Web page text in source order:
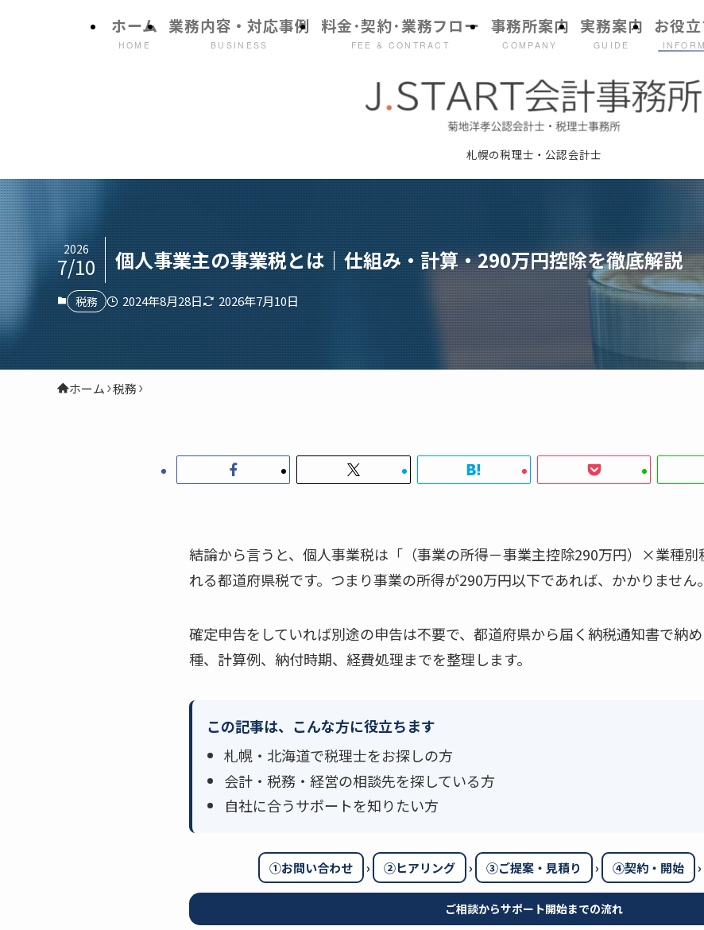
札幌の税理士・公認会計士
ホーム
HOME
業務内容・対応事例
BUSINESS
料金･契約･業務フロー
FEE & CONTRACT
事務所案内
COMPANY
実務案内
GUIDE
お役
個人事業主の事業税とは｜仕組み・計算・290万円控除を徹底解説
2026
7/10
税務 2024年8月28日 2026年7月10日
ホーム 税務
結論から言うと、個人事業税は「（事業の所得－事業主控除290万円）×業種別
れる都道府県税です。つまり事業の所得が290万円以下であれば、かかりません。
確定申告をしていれば別途の申告は不要で、都道府県から届く納税通知書で納
種、計算例、納付時期、経費処理までを整理します。
この記事は、こんな方に役立ちます
札幌・北海道で税理士をお探しの方
会計・税務・経営の相談先を探している方
自社に合うサポートを知りたい方
①お問い合わせ › ②ヒアリング › ③ご提案・見積り › ④契約・開始 ›
ご相談からサポート開始までの流れ